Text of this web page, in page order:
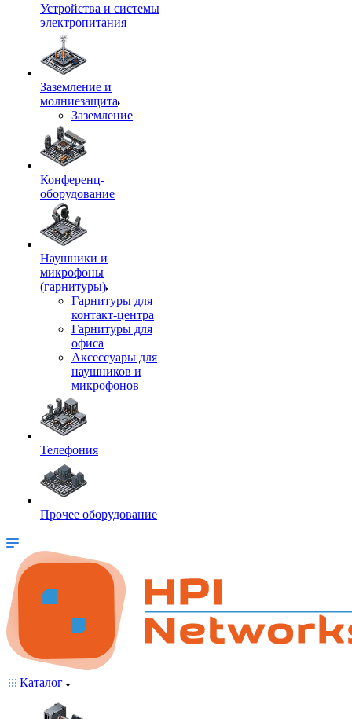
Устройства и системы
электропитания
Заземление и
молниезащита
Заземление
Конференц-
оборудование
Наушники и
микрофоны
(гарнитуры)
Гарнитуры для
контакт-центра
Гарнитуры для
офиса
Аксессуары для
наушников и
микрофонов
Телефония
Прочее оборудование
Каталог